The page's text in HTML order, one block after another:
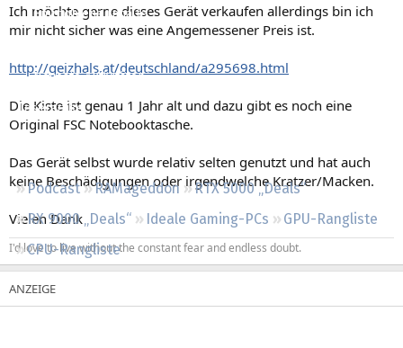
Empfohlene Inhalte
Neueste Aktivitäten
Leserartikel
Podcast RAMageddon
RTX 5000 „Deals“
RX 9000 „Deals“
Ideale Gaming-PCs
GPU-Rangliste
CPU-Rangliste
Ich möchte gerne dieses Gerät verkaufen allerdings bin ich
mir nicht sicher was eine Angemessener Preis ist.
http://geizhals.at/deutschland/a295698.html
Die Kiste ist genau 1 Jahr alt und dazu gibt es noch eine
Original FSC Notebooktasche.
Das Gerät selbst wurde relativ selten genutzt und hat auch
keine Beschädigungen oder irgendwelche Kratzer/Macken.
Vielen Dank
I'd love to live without the constant fear and endless doubt.